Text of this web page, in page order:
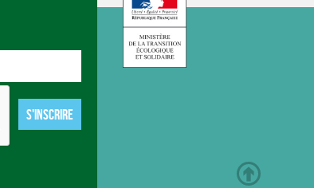
S'INSCRIRE